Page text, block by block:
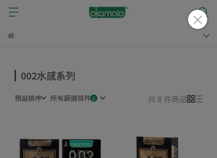
002水感系列
預設排序 所有篩選條件 共 8 件商品